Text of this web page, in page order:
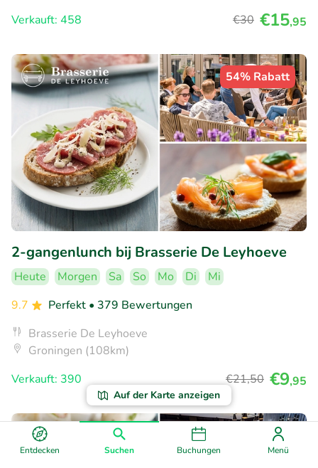
Entdecken Suchen Buchungen Menü
Auf der Karte anzeigen
Verkauft: 458
€30 €15,95
54% Rabatt
2-gangenlunch bij Brasserie De Leyhoeve
Heute Morgen Sa So Mo Di
Mi
9.7
Perfekt • 379 Bewertungen
Brasserie De Leyhoeve
Groningen (108km)
Verkauft: 390
€21,50 €9,95
40% Rabatt